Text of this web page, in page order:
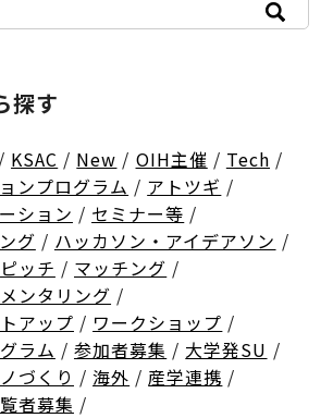
探す
/ KSAC / New / OIH主催 / Tech /
ンプログラム / アトツギ /
ション / セミナー等 /
グ / ハッカソン・アイデアソン /
ピッチ / マッチング /
ンタリング /
アップ / ワークショップ /
ラム / 参加者募集 / 大学発SU /
づくり / 海外 / 産学連携 /
者募集 /